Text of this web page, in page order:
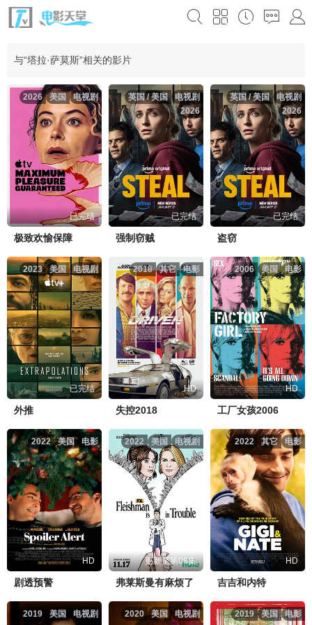
与“塔拉·萨莫斯”相关的影片
电视剧
美国
2026
已完结
极致欢愉保障
电视剧
英国 / 美国
2026
已完结
强制窃贼
电视剧
英国 / 美国
2026
已完结
盗窃
电视剧
美国
2023
已完结
外推
电影
其它
2018
HD
失控2018
电影
美国
2006
HD
工厂女孩2006
电影
美国
2022
HD
剧透预警
电视剧
美国
2022
更新至第08集
弗莱斯曼有麻烦了
电影
其它
2022
HD
吉吉和内特
电视剧
美国
2019 电视剧
美国
2020 电影
美国
2019